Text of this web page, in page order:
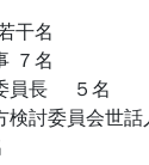
干名
７名
員長 ５名
方検討委員会